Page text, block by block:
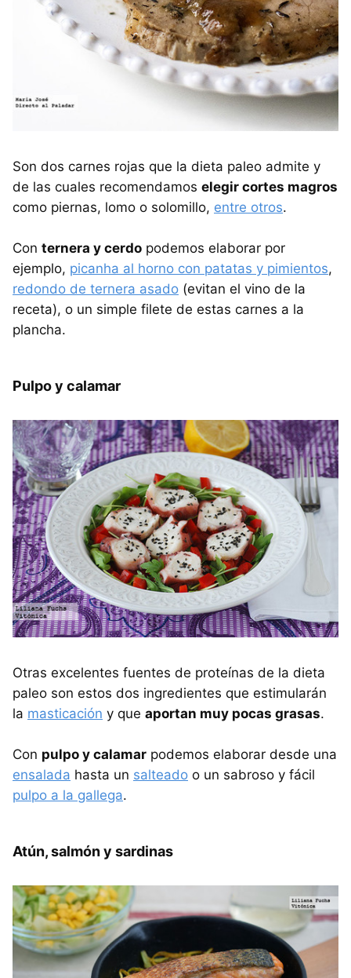
Son dos carnes rojas que la dieta paleo admite y
de las cuales recomendamos elegir cortes magros
como piernas, lomo o solomillo, entre otros.
Con ternera y cerdo podemos elaborar por
ejemplo, picanha al horno con patatas y pimientos,
redondo de ternera asado (evitan el vino de la
receta), o un simple filete de estas carnes a la
plancha.
Pulpo y calamar
Otras excelentes fuentes de proteínas de la dieta
paleo son estos dos ingredientes que estimularán
la masticación y que aportan muy pocas grasas.
Con pulpo y calamar podemos elaborar desde una
ensalada hasta un salteado o un sabroso y fácil
pulpo a la gallega.
Atún, salmón y sardinas